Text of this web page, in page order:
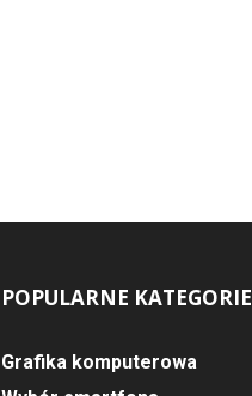
POPULARNE KATEGORIE
Grafika komputerowa